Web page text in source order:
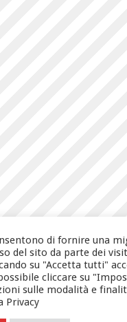
di fornire una
del sito da parte dei
su "Accetta tutti"
cliccare su
sulle modalità e
Privacy